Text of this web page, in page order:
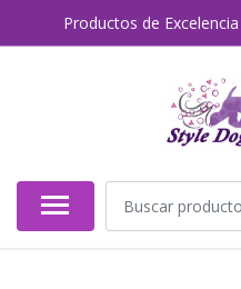
Productos de